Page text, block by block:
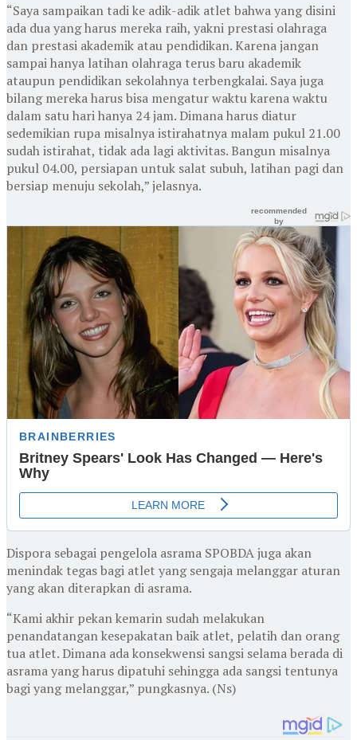
“Saya sampaikan tadi ke adik-adik atlet bahwa yang disini
ada dua yang harus mereka raih, yakni prestasi olahraga
dan prestasi akademik atau pendidikan. Karena jangan
sampai hanya latihan olahraga terus baru akademik
ataupun pendidikan sekolahnya terbengkalai. Saya juga
bilang mereka harus bisa mengatur waktu karena waktu
dalam satu hari hanya 24 jam. Dimana harus diatur
sedemikian rupa misalnya istirahatnya malam pukul 21.00
sudah istirahat, tidak ada lagi aktivitas. Bangun misalnya
pukul 04.00, persiapan untuk salat subuh, latihan pagi dan
bersiap menuju sekolah,” jelasnya.
Dispora sebagai pengelola asrama SPOBDA juga akan
menindak tegas bagi atlet yang sengaja melanggar aturan
yang akan diterapkan di asrama.
“Kami akhir pekan kemarin sudah melakukan
penandatangan kesepakatan baik atlet, pelatih dan orang
tua atlet. Dimana ada konsekwensi sangsi selama berada di
asrama yang harus dipatuhi sehingga ada sangsi tentunya
bagi yang melanggar,” pungkasnya. (Ns)